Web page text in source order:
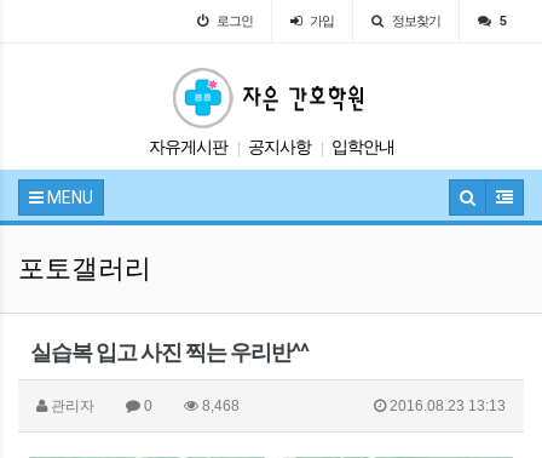
로그인 가입 정보찾기 5
자유게시판 공지사항 입학안내
교육안내
시험정보
MENU
포토갤러리
실습복 입고 사진 찍는 우리반^^
관리자 0 8,468 2016.08.23 13:13